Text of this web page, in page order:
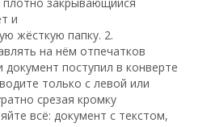
и
жёсткую папку. 2.
на нём отпечатков
документ поступил в конверте
только с левой или
срезая кромку
всё: документ с текстом,